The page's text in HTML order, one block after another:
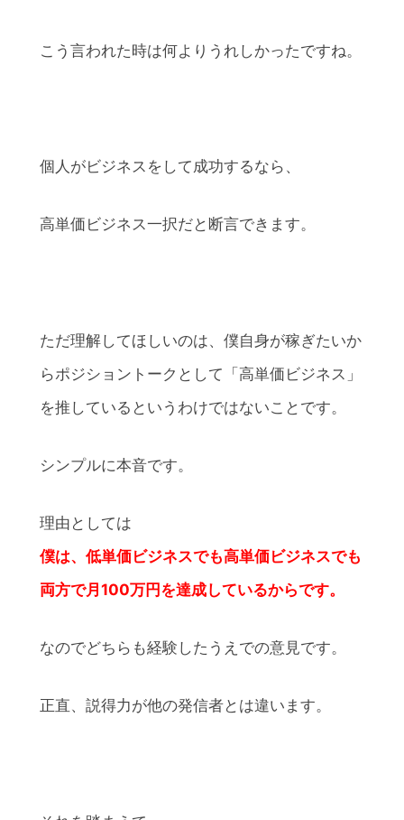
こう言われた時は何よりうれしかったですね。
個人がビジネスをして成功するなら、
高単価ビジネス一択だと断言できます。
ただ理解してほしいのは、僕自身が稼ぎたいか
らポジショントークとして「高単価ビジネス」
を推しているというわけではないことです。
シンプルに本音です。
理由としては
僕は、低単価ビジネスでも高単価ビジネスでも
両方で月100万円を達成しているからです。
なのでどちらも経験したうえでの意見です。
正直、説得力が他の発信者とは違います。